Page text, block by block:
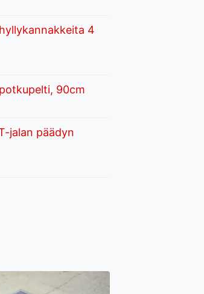
4
90cm
jalan päädyn